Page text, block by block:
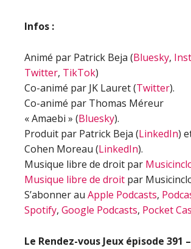
Infos :
Animé par Patrick Beja (Bluesky,
Twitter, TikTok)
Co-animé par JK Lauret (Twitter).
Co-animé par Thomas Méreur
« Amaebi » (Bluesky).
Produit par Patrick Beja (LinkedIn)
Cohen Moreau (LinkedIn).
Musique libre de droit par
Musique libre de droit par
S’abonner au Apple Podcasts,
Spotify, Google Podcasts, Pocket
Le Rendez-vous Jeux épisode 391